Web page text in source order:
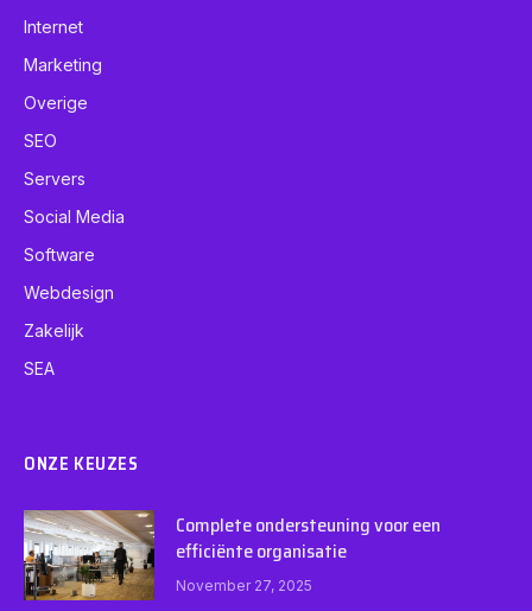
Internet
Marketing
Overige
SEO
Servers
Social Media
Software
Webdesign
Zakelijk
SEA
ONZE KEUZES
Complete ondersteuning voor een
efficiënte organisatie
November 27, 2025